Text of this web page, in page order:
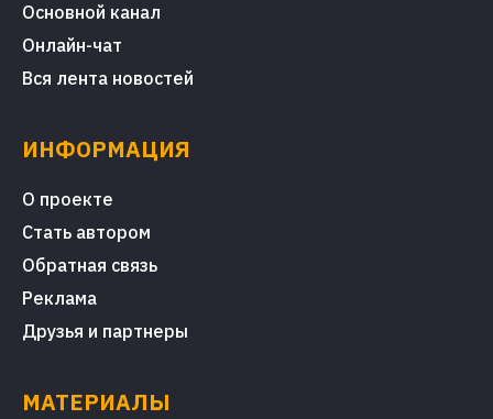
Основной канал
Онлайн-чат
Вся лента новостей
ИНФОРМАЦИЯ
О проекте
Стать автором
Обратная связь
Реклама
Друзья и партнеры
МАТЕРИАЛЫ